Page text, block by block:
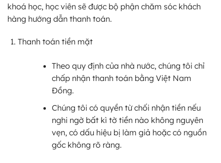
khoá học, học viên sẽ được bộ phận chăm sóc khách
hàng hướng dẫn thanh toán.
Thanh toán tiền mặt
Theo quy định của nhà nước, chúng tôi chỉ
chấp nhận thanh toán bằng Việt Nam
Đồng.
Chúng tôi có quyền từ chối nhận tiền nếu
nghi ngờ bất kì tờ tiền nào không nguyên
vẹn, có dấu hiệu bị làm giả hoặc có nguồn
gốc không rõ ràng.